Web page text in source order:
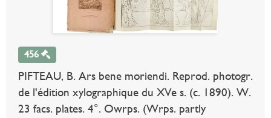
456
PIFTEAU, B. Ars bene moriendi. Reprod. photogr.
de l'édition xylographique du XVe s. (c. 1890). W.
23 facs. plates. 4°. Owrps. (Wrps. partly